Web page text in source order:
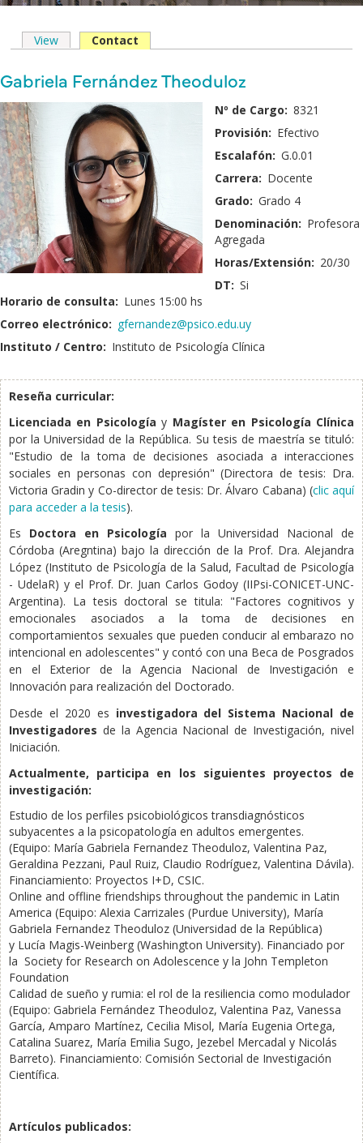
Solapas
principales
View Contact
Nombre
y
Apellido:
Gabriela Fernández Theoduloz
Fotografía: Nº de Cargo: 8321
Provisión: Efectivo
Escalafón: G.0.01
Carrera: Docente
Grado: Grado 4
Denominación: Profesora
Agregada
Horas/Extensión: 20/30
DT: Si
Horario de consulta: Lunes 15:00 hs
Correo electrónico: gfernandez@psico.edu.uy
Instituto / Centro: Instituto de Psicología Clínica
Reseña curricular:
Licenciada en Psicología y Magíster en Psicología Clínica
por la Universidad de la República. Su tesis de maestría se tituló:
"Estudio de la toma de decisiones asociada a interacciones
sociales en personas con depresión" (Directora de tesis: Dra.
Victoria Gradin y Co-director de tesis: Dr. Álvaro Cabana) (clic aquí
para acceder a la tesis).
Es Doctora en Psicología por la Universidad Nacional de
Córdoba (Aregntina) bajo la dirección de la Prof. Dra. Alejandra
López (Instituto de Psicología de la Salud, Facultad de Psicología
- UdelaR) y el Prof. Dr. Juan Carlos Godoy (IIPsi-CONICET-UNC-
Argentina). La tesis doctoral se titula: "Factores cognitivos y
emocionales asociados a la toma de decisiones en
comportamientos sexuales que pueden conducir al embarazo no
intencional en adolescentes" y contó con una Beca de Posgrados
en el Exterior de la Agencia Nacional de Investigación e
Innovación para realización del Doctorado.
Desde el 2020 es investigadora del Sistema Nacional de
Investigadores de la Agencia Nacional de Investigación, nivel
Iniciación.
Actualmente, participa en los siguientes proyectos de
investigación:
Estudio de los perfiles psicobiológicos transdiagnósticos
subyacentes a la psicopatología en adultos emergentes.
(Equipo: María Gabriela Fernandez Theoduloz, Valentina Paz,
Geraldina Pezzani, Paul Ruiz, Claudio Rodríguez, Valentina Dávila).
Financiamiento: Proyectos I+D, CSIC.
Online and offline friendships throughout the pandemic in Latin
America (Equipo: Alexia Carrizales (Purdue University), María
Gabriela Fernandez Theoduloz (Universidad de la República)
y Lucía Magis-Weinberg (Washington University). Financiado por
la Society for Research on Adolescence y la John Templeton
Foundation
Calidad de sueño y rumia: el rol de la resiliencia como modulador
(Equipo: Gabriela Fernández Theoduloz, Valentina Paz, Vanessa
García, Amparo Martínez, Cecilia Misol, María Eugenia Ortega,
Catalina Suarez, María Emilia Sugo, Jezebel Mercadal y Nicolás
Barreto). Financiamiento: Comisión Sectorial de Investigación
Científica.
Artículos publicados: